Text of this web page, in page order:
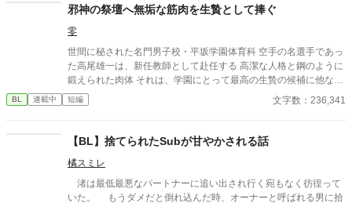
邪神の祭壇へ無垢な筋肉を生贄として捧ぐ
零
世間に秘された名門男子校・平坂学園体育科 空手の名選手であっ
た高尾雄一は、新任教師として赴任する 高潔な人格と鋼のように
鍛えられた肉体 それは、学園にとって最高の生贄の候補に他なら
なかった 至高の筋肉を持つ、精神を削られ意志をなくした青年を
太古の神に捧げるため、“水”、“風”、“土”の信奉者達が暗躍する 意
校で繰り広げられるダークファンタジー
BL 連載中 短編 文字数：236,341
【BL】捨てられたSubが甘やかされる話
橘スミレ
渚は最低最悪なパートナーに追い出され行く宛もなく彷徨って
いた。 もうダメだと倒れ込んだ時、オーナーと呼ばれる男に拾